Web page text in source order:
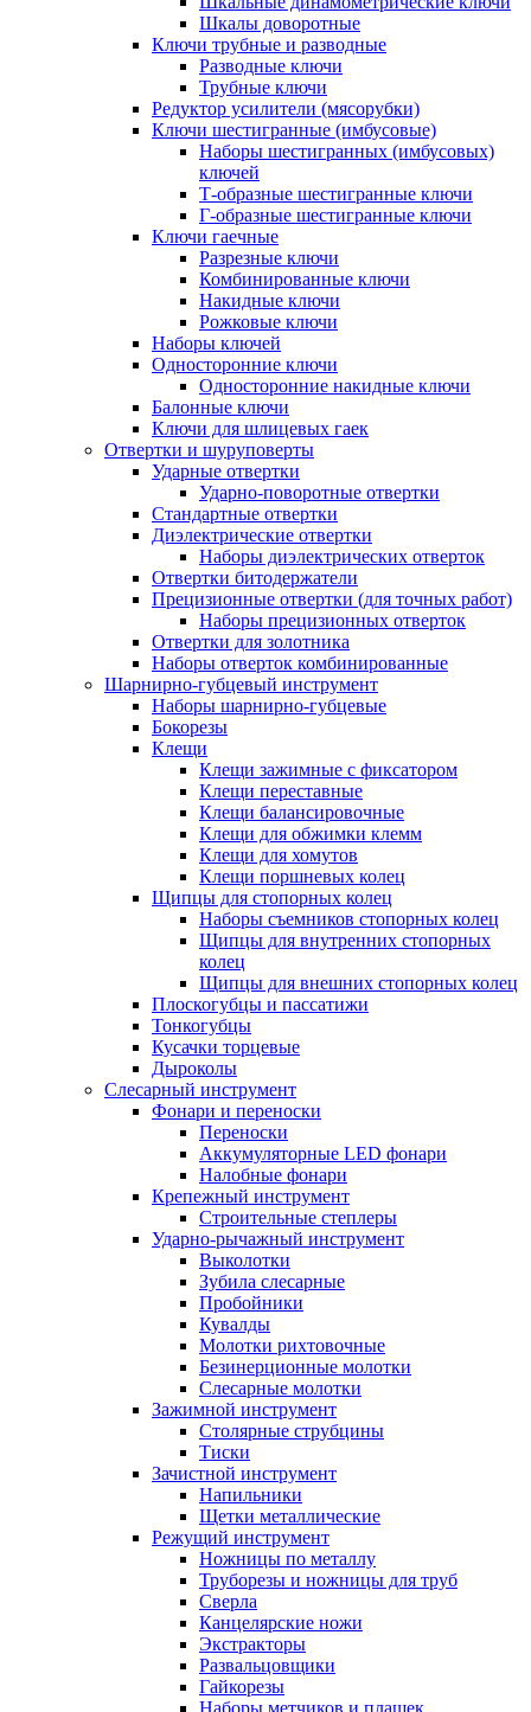
Шкалы доворотные
Ключи трубные и разводные
Разводные ключи
Трубные ключи
Редуктор усилители (мясорубки)
Ключи шестигранные (имбусовые)
Наборы шестигранных (имбусовых)
ключей
Т-образные шестигранные ключи
Г-образные шестигранные ключи
Ключи гаечные
Разрезные ключи
Комбинированные ключи
Накидные ключи
Рожковые ключи
Наборы ключей
Односторонние ключи
Односторонние накидные ключи
Балонные ключи
Ключи для шлицевых гаек
Отвертки и шуруповерты
Ударные отвертки
Ударно-поворотные отвертки
Стандартные отвертки
Диэлектрические отвертки
Наборы диэлектрических отверток
Отвертки битодержатели
Прецизионные отвертки (для точных работ)
Наборы прецизионных отверток
Отвертки для золотника
Наборы отверток комбинированные
Шарнирно-губцевый инструмент
Наборы шарнирно-губцевые
Бокорезы
Клещи
Клещи зажимные с фиксатором
Клещи переставные
Клещи балансировочные
Клещи для обжимки клемм
Клещи для хомутов
Клещи поршневых колец
Щипцы для стопорных колец
Наборы съемников стопорных колец
Щипцы для внутренних стопорных
колец
Щипцы для внешних стопорных колец
Плоскогубцы и пассатижи
Тонкогубцы
Кусачки торцевые
Дыроколы
Слесарный инструмент
Фонари и переноски
Переноски
Аккумуляторные LED фонари
Налобные фонари
Крепежный инструмент
Строительные степлеры
Ударно-рычажный инструмент
Выколотки
Зубила слесарные
Пробойники
Кувалды
Молотки рихтовочные
Безинерционные молотки
Слесарные молотки
Зажимной инструмент
Столярные струбцины
Тиски
Зачистной инструмент
Напильники
Щетки металлические
Режущий инструмент
Ножницы по металлу
Труборезы и ножницы для труб
Сверла
Канцелярские ножи
Экстракторы
Развальцовщики
Гайкорезы
Наборы метчиков и плашек